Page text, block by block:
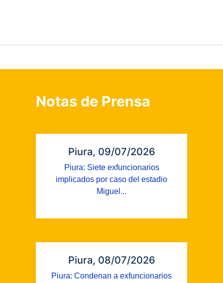
Notas de Prensa
Piura, 09/07/2026
Piura: Siete exfuncionarios
implicados por caso del estadio
Miguel...
Piura, 08/07/2026
Piura: Condenan a exfuncionarios